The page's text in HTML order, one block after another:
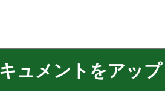
ュメントをアッ